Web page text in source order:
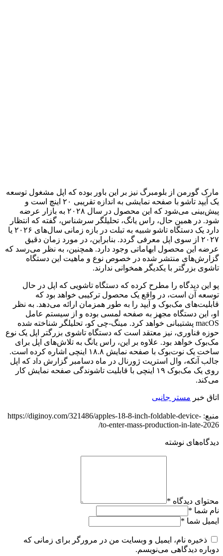
مارک گورمن از بلومبرگ نیز بر این باور بوده که اپل مشغول توسعه
یک آیپد تاشو با صفحه نمایشی به اندازه تقریبی ۲۰ اینچ است و
پیش‌بینی می‌شود که این محصول در سال ۲۰۲۸ به بازار عرضه
شود. در همین حال، راس یانگ، تحلیلگر سرشناس، گفته که انتظار
دارد یک دستگاه تاشو شبیه به تبلت در بازه زمانی سال‌های ۲۰۲۶ یا
۲۰۲۷ از سوی اپل معرفی گردد. بنابراین، در مورد زمان دقیق
عرضه این محصول ابهاماتی وجود دارد. همچنین، به نظر می‌رسد که
گزارش‌های منتشر شده در خصوص نوع و ماهیت این دستگاه
تاشوی بزرگتر با یکدیگر همخوانی ندارند.
پو این دیدگاه را مطرح کرده که دستگاه تاشویی که اپل در حال
توسعه آن است، در واقع یک محصول ترکیبی خواهد بود که
قابلیت‌های مک‌بوک و آیپد را به طور همزمان ارائه می‌دهد. به نظر
او، این دستگاه مجهز به صفحه لمسی بوده و از سیستم عامل
macOS پشتیبانی خواهد کرد. مینگ-چی کو، تحلیلگر شناخته شده
حوزه فناوری، نیز معتقد است که دستگاه تاشوی بزرگتر اپل یک نوع
مک‌بوک خواهد بود. علاوه بر این، راس یانگ به تلاش‌های اپل برای
ساخت یک نوت‌بوک با صفحه نمایش ۱۸.۸ اینچی اشاره کرده است.
جالب آنکه، وال استریت ژورنال در ماه دسامبر گزارش داد که اپل
روی یک مک‌بوک ۱۹ اینچی با قابلیت تاشوندگی صفحه نمایش کار
می‌کند.
اتاق خبر مستر جانبی
منبع: https://diginoy.com/321486/apples-18-8-inch-foldable-device-
to-enter-mass-production-in-late-2026/
دیدگاه‌های نوشته
محتوای دیدگاه *
نام شما *
ایمیل شما *
ذخیره نام، ایمیل و وبسایت من در مرورگر برای زمانی که
دوباره دیدگاهی می‌نویسم.